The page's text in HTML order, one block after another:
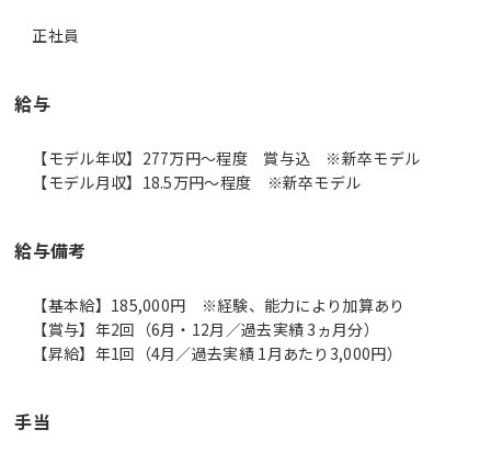
正社員
給与
【モデル年収】277万円〜程度 賞与込 ※新卒モデル
【モデル月収】18.5万円〜程度 ※新卒モデル
給与備考
【基本給】185,000円 ※経験、能力により加算あり
【賞与】年2回（6月・12月／過去実績 3ヵ月分）
【昇給】年1回（4月／過去実績 1月あたり3,000円）
手当